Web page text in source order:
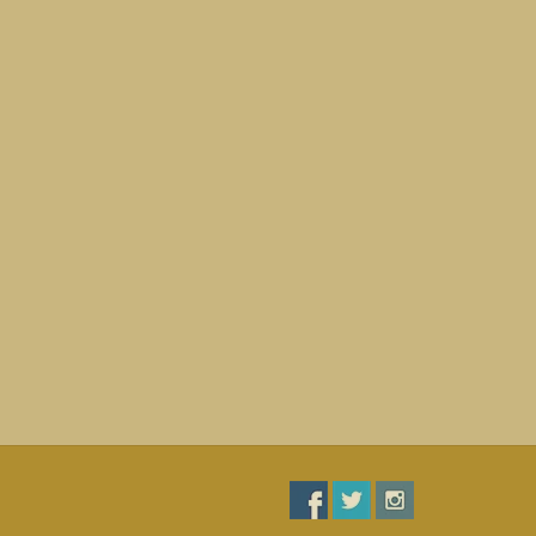
Sie bitte nicht, uns zu kontaktieren. Dann